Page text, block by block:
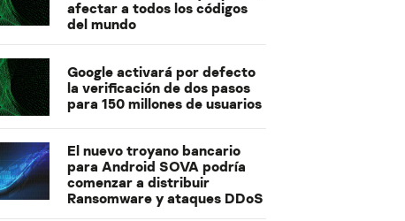
afectar a todos los códigos
del mundo
Google activará por defecto
la verificación de dos pasos
para 150 millones de usuarios
El nuevo troyano bancario
para Android SOVA podría
comenzar a distribuir
Ransomware y ataques DDoS